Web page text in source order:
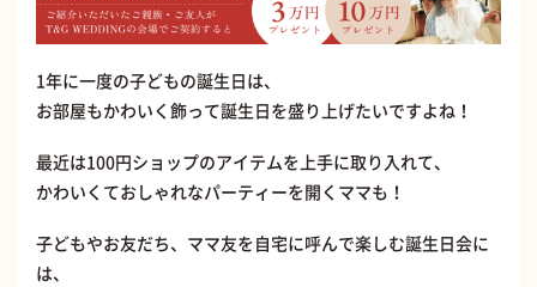
1年に一度の子どもの誕生日は、
お部屋もかわいく飾って誕生日を盛り上げたいですよね！
最近は100円ショップのアイテムを上手に取り入れて、
かわいくておしゃれなパーティーを開くママも！
子どもやお友だち、ママ友を自宅に呼んで楽しむ誕生日会に
は、